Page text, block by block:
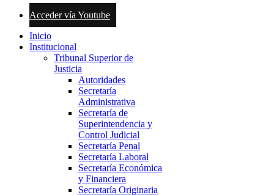
Acceder vía Youtube
Inicio
Institucional
Tribunal Superior de
Justicia
Autoridades
Secretaría
Administrativa
Secretaría de
Superintendencia y
Control Judicial
Secretaría Penal
Secretaría Laboral
Secretaría Económica
y Financiera
Secretaría Originaria